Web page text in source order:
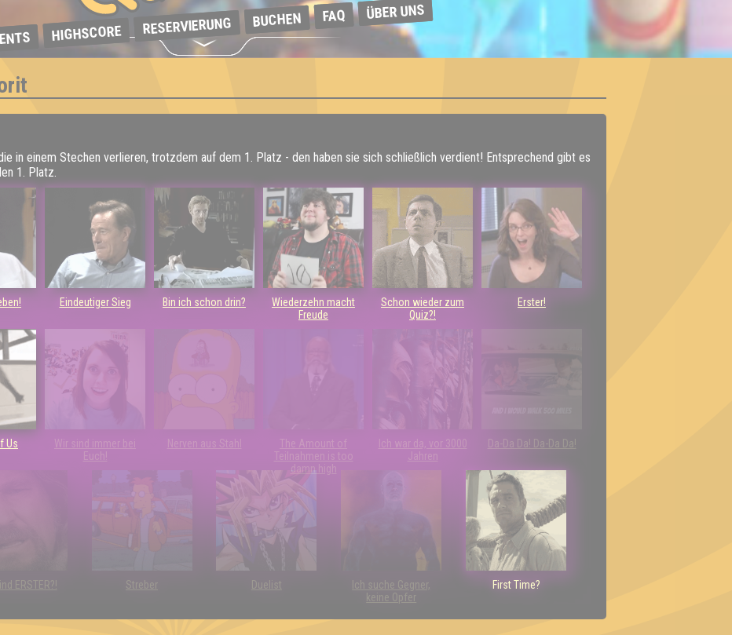
HIGHSCORE RESERVIERUNG BUCHEN FAQ ÜBER UNS
in einem Stechen verlieren, trotzdem auf dem 1. Platz - den haben sie sich schließlich verdient! Entsprechend gibt es
1. Platz.
Eindeutiger Sieg Bin ich schon drin?
Wiederzehn macht
Freude
Schon wieder zum
Quiz?!
Erster!
Us
Wir sind immer bei
Euch!
Nerven aus Stahl
The Amount of
Teilnahmen is too
damn high
Ich war da, vor 3000
Jahren
Da-Da Da! Da-Da Da!
ERSTER?! Streber Duelist
Ich suche Gegner,
keine Opfer
First Time?